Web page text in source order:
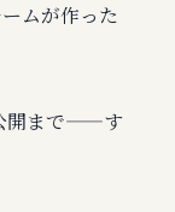
ムが作った
開まで——す